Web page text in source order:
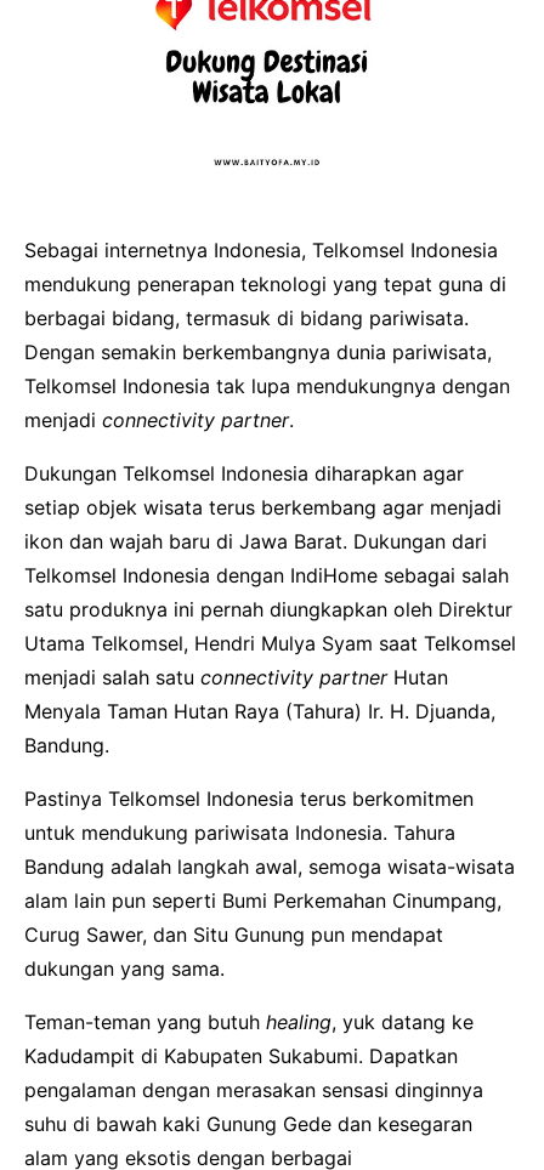
Sebagai internetnya Indonesia, Telkomsel Indonesia
mendukung penerapan teknologi yang tepat guna di
berbagai bidang, termasuk di bidang pariwisata.
Dengan semakin berkembangnya dunia pariwisata,
Telkomsel Indonesia tak lupa mendukungnya dengan
menjadi connectivity partner.
Dukungan Telkomsel Indonesia diharapkan agar
setiap objek wisata terus berkembang agar menjadi
ikon dan wajah baru di Jawa Barat. Dukungan dari
Telkomsel Indonesia dengan IndiHome sebagai salah
satu produknya ini pernah diungkapkan oleh Direktur
Utama Telkomsel, Hendri Mulya Syam saat Telkomsel
menjadi salah satu connectivity partnerHutan
Menyala Taman Hutan Raya (Tahura) Ir. H. Djuanda,
Bandung.
Pastinya Telkomsel Indonesia terus berkomitmen
untuk mendukung pariwisata Indonesia. Tahura
Bandung adalah langkah awal, semoga wisata-wisata
alam lain pun seperti Bumi Perkemahan Cinumpang,
Curug Sawer, dan Situ Gunung pun mendapat
dukungan yang sama.
Teman-teman yang butuh healing, yuk datang ke
Kadudampit di Kabupaten Sukabumi. Dapatkan
pengalaman dengan merasakan sensasi dinginnya
suhu di bawah kaki Gunung Gede dan kesegaran
alam yang eksotis dengan berbagai